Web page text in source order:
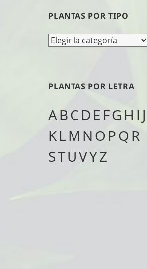
PLANTAS POR TIPO
Plantas
PLANTAS POR LETRA
ABCDE FGH I J
KLM NO PQ R
STUVYZ